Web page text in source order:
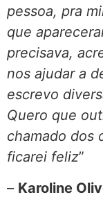
pessoa, pra
que
precisava,
nos ajudar a
escrevo
Quero que
chamado dos
ficarei feliz”
– Karoline